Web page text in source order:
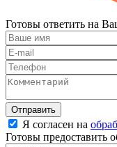
Готовы ответить на
Отправить
Я согласен на
Готовы предоставить